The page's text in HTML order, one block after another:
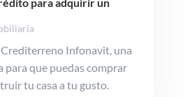
Infonavit, una
para que puedas comprar
tu casa a tu gusto.